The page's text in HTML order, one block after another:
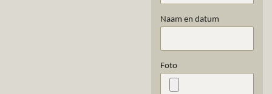
Naam en datum
Foto